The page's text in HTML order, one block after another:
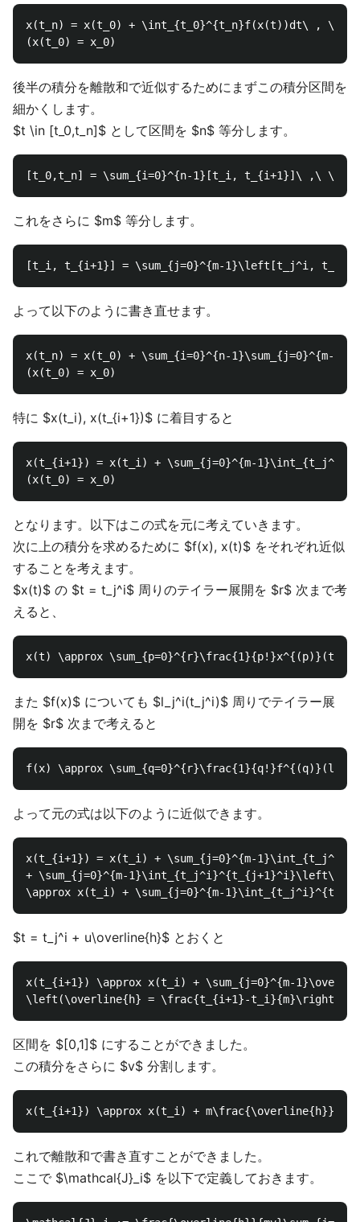
x(t_n) = x(t_0) + \int_{t_0}^{t_n}f(x(t))dt\ , \
後半の積分を離散和で近似するためにまずこの積分区間を
細かくします。
$t \in [t_0,t_n]$ として区間を $n$ 等分します。
これをさらに $m$ 等分します。
よって以下のように書き直せます。
x(t_n) = x(t_0) + \sum_{i=0}^{n-
特に $x(t_i), x(t_{i+1})$ に着目すると
x(t_{i+1}) = x(t_i) + \sum_{j=0}^{m-
となります。以下はこの式を元に考えていきます。
次に上の積分を求めるために $f(x), x(t)$ をそれぞれ近似
することを考えます。
$x(t)$ の $t = t_j^i$ 周りのテイラー展開を $r$ 次まで考
えると、
また $f(x)$ についても $l_j^i(t_j^i)$ 周りでテイラー展
開を $r$ 次まで考えると
よって元の式は以下のように近似できます。
x(t_{i+1}) = x(t_i) + \sum_{j=0}^{m-
+ \sum_{j=0}^{m-
$t = t_j^i + u\overline{h}$ とおくと
x(t_{i+1}) \approx x(t_i) + \sum_{j=0}^{m-
区間を $[0,1]$ にすることができました。
この積分をさらに $v$ 分割します。
これで離散和で書き直すことができました。
ここで $\mathcal{J}_i$ を以下で定義しておきます。